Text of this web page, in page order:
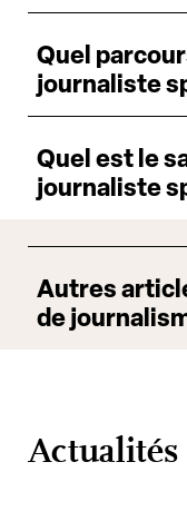
Quel
journaliste
Quel est le
journaliste
Autres
de
Actualités